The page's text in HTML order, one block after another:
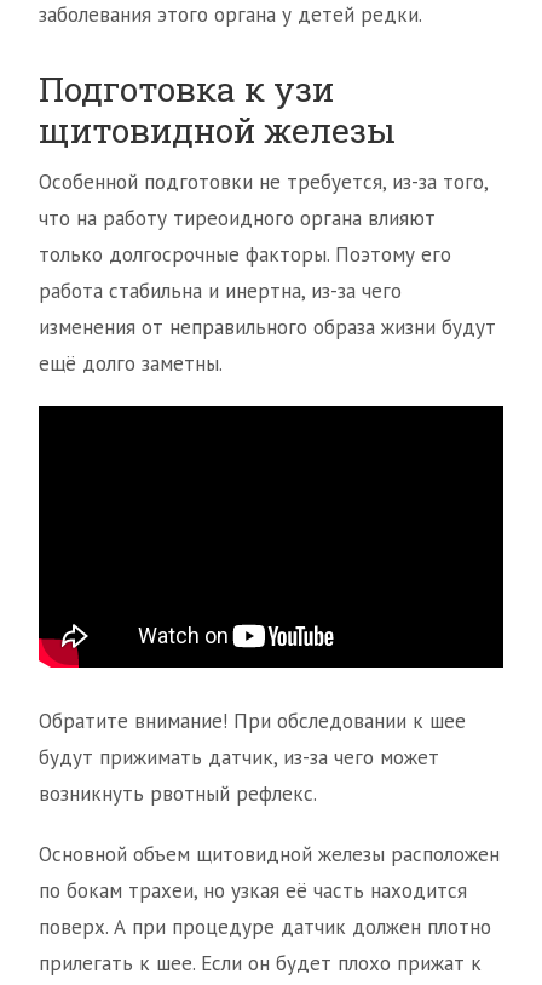
заболевания этого органа у детей редки.
Подготовка к узи
щитовидной железы
Особенной подготовки не требуется, из-за того,
что на работу тиреоидного органа влияют
только долгосрочные факторы. Поэтому его
работа стабильна и инертна, из-за чего
изменения от неправильного образа жизни будут
ещё долго заметны.
Обратите внимание! При обследовании к шее
будут прижимать датчик, из-за чего может
возникнуть рвотный рефлекс.
Основной объем щитовидной железы расположен
по бокам трахеи, но узкая её часть находится
поверх. А при процедуре датчик должен плотно
прилегать к шее. Если он будет плохо прижат к